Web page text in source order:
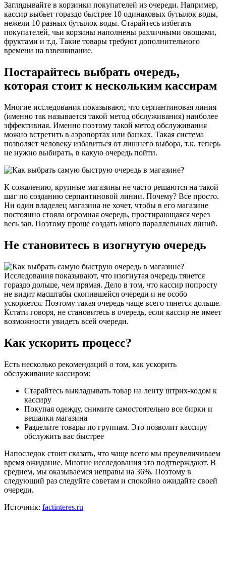
Заглядывайте в корзинки покупателей из очереди. Например,
кассир выбьет гораздо быстрее 10 одинаковых бутылок воды,
нежели 10 разных бутылок воды. Старайтесь избегать
покупателей, чьи корзины наполнены различными овощами,
фруктами и т.д. Такие товары требуют дополнительного
времени на взвешивание.
Постарайтесь выбрать очередь,
которая стоит к нескольким кассирам
Многие исследования показывают, что серпантиновая линия
(именно так называется такой метод обслуживания) наиболее
эффективная. Именно поэтому такой метод обслуживания
можно встретить в аэропортах или банках. Такая система
позволяет человеку избавиться от лишнего выбора, т.к. теперь
не нужно выбирать, в какую очередь пойти.
К сожалению, крупные магазины не часто решаются на такой
шаг по созданию серпантиновой линии. Почему? Все просто.
Ни один владелец магазина не хочет, чтобы в его магазине
постоянно стояла огромная очередь, простирающаяся через
весь зал. Поэтому проще создать много параллельных линий.
Не становитесь в изогнутую очередь
Исследования показывают, что изогнутая очередь тянется
гораздо дольше, чем прямая. Дело в том, что кассир попросту
не видит масштабы скопившейся очереди и не особо
ускоряется. Поэтому такая очередь чаще всего тянется дольше.
Кстати говоря, не становитесь в очередь, если кассир не имеет
возможности увидеть всей очереди.
Как ускорить процесс?
Есть несколько рекомендаций о том, как ускорить
обслуживание кассиром:
Старайтесь выкладывать товар на ленту штрих-кодом к
кассиру
Покупая одежду, снимите самостоятельно все бирки и
вешалки магазина
Разделите товары по группам. Это позволит кассиру
обслужить вас быстрее
Напоследок стоит сказать, что чаще всего мы преувеличиваем
время ожидание. Многие исследования это подтверждают. В
среднем, мы оказываемся неправы на 36%. Поэтому в
следующий раз следуйте советам и спокойно ожидайте своей
очереди.
Источник: factinteres.ru